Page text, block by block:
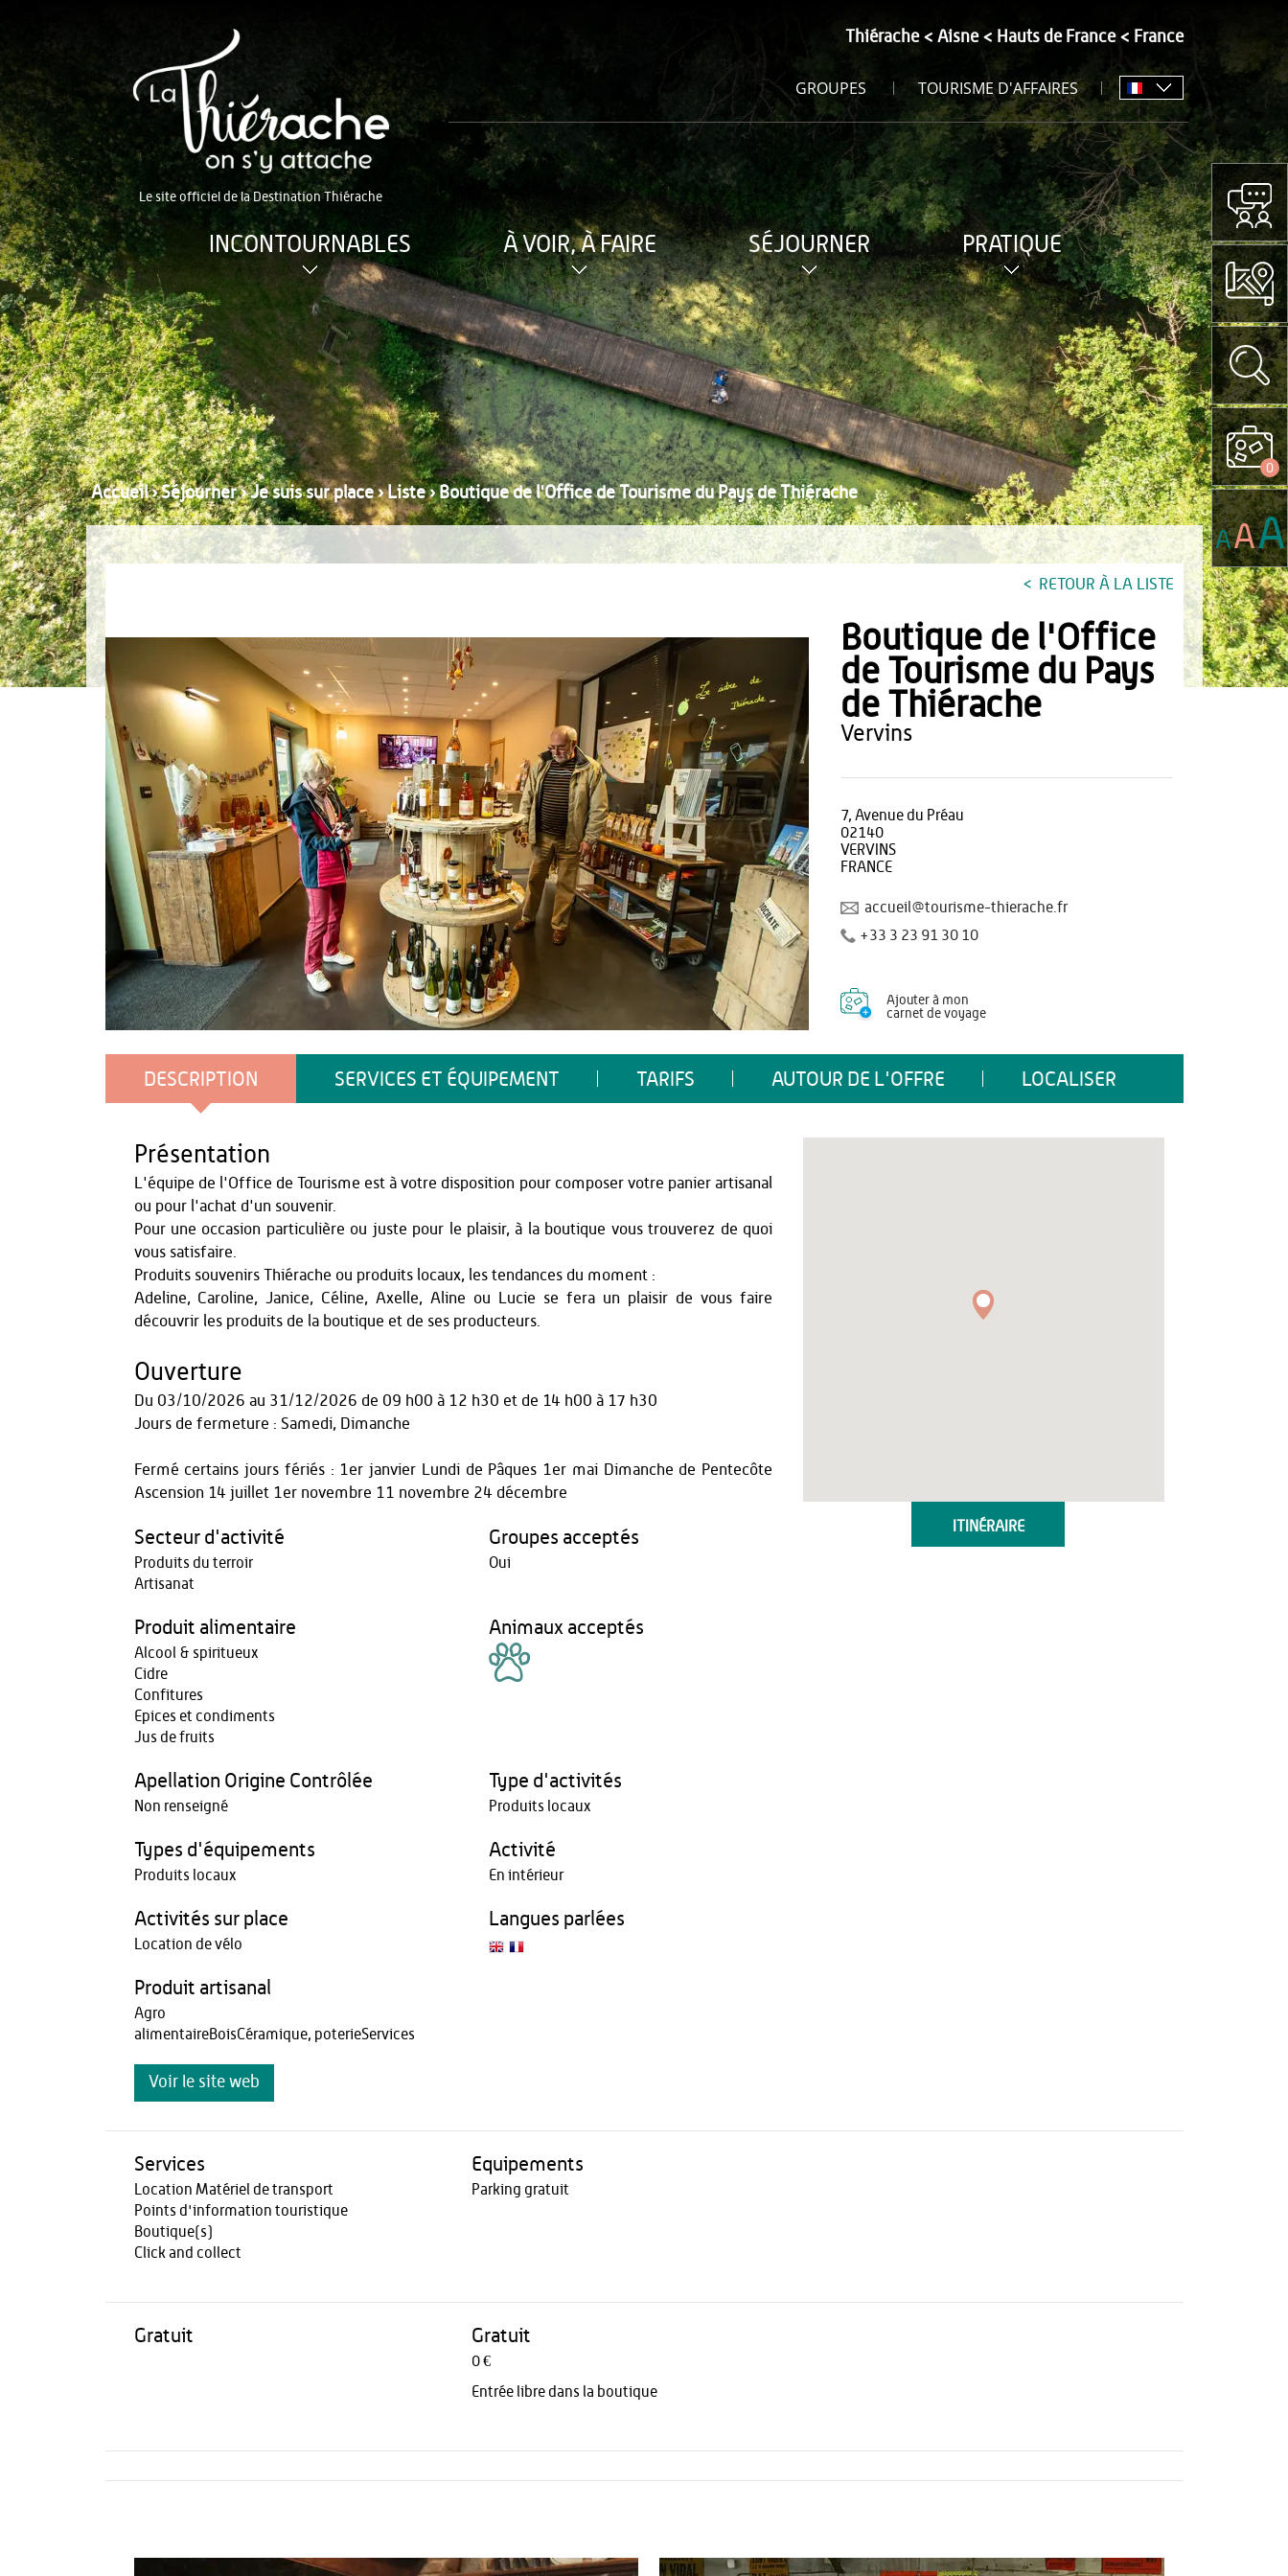
Le site officiel de la Destination Thiérache
Thiérache Aisne Hauts de France France
GROUPES TOURISME D'AFFAIRES
INCONTOURNABLES À VOIR, À FAIRE SÉJOURNER PRATIQUE
Accueil›Séjourner›Je suis sur place›Liste›Boutique de l'Office de Tourisme du Pays de Thiérache
RETOUR À LA LISTE
Boutique de l'Office
de Tourisme du Pays
de Thiérache
vervins
7, Avenue du Préau
02140
VERVINS
FRANCE
accueil@tourisme-thierache.fr
+33 3 23 91 30 10
Ajouter à mon
carnet de voyage
DESCRIPTION SERVICES ET ÉQUIPEMENT TARIFS AUTOUR DE L'OFFRE LOCALISER
ITINÉRAIRE
Présentation
L'équipe de l'Office de Tourisme est à votre disposition pour composer votre panier artisanal
ou pour l'achat d'un souvenir.
Pour une occasion particulière ou juste pour le plaisir, à la boutique vous trouverez de quoi
vous satisfaire.
Produits souvenirs Thiérache ou produits locaux, les tendances du moment :
Adeline, Caroline, Janice, Céline, Axelle, Aline ou Lucie se fera un plaisir de vous faire
découvrir les produits de la boutique et de ses producteurs.
Ouverture
Du 03/10/2026 au 31/12/2026 de 09 h00 à 12 h30 et de 14 h00 à 17 h30
Jours de fermeture : Samedi, Dimanche
Fermé certains jours fériés : 1er janvier Lundi de Pâques 1er mai Dimanche de Pentecôte
Ascension 14 juillet 1er novembre 11 novembre 24 décembre
Secteur d'activité
Produits du terroir
Artisanat
Groupes acceptés
Oui
Produit alimentaire
Alcool & spiritueux
Cidre
Confitures
Epices et condiments
Jus de fruits
Animaux acceptés
Apellation Origine Contrôlée
Non renseigné
Type d'activités
Produits locaux
Types d'équipements
Produits locaux
Activité
En intérieur
Activités sur place
Location de vélo
Langues parlées
Produit artisanal
Agro
alimentaireBoisCéramique, poterieServices
Voir le site web
Services
Location Matériel de transport
Points d'information touristique
Boutique(s)
Click and collect
Equipements
Parking gratuit
Gratuit Gratuit
0 €
Entrée libre dans la boutique
0
AAA